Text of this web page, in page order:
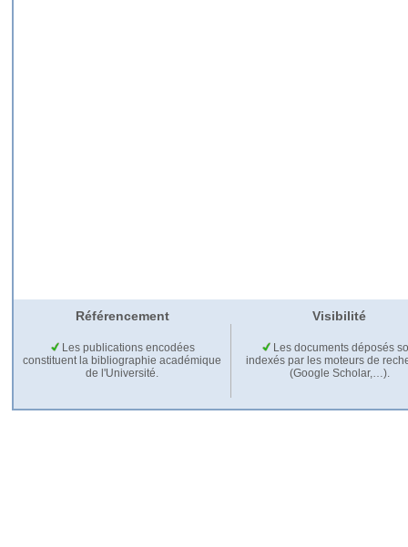
Référencement Visibilité
Les publications encodées
constituent la bibliographie académique
de l'Université.
Les documents déposés
indexés par les moteurs de
(Google Scholar,…).